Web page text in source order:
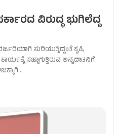
ವಿರುದ್ಧ ಭುಗಿಲೆದ್ದ
ಸುರಿಯುತ್ತಿದ್ದಂತೆ ಕೃಷಿ
ಸಜ್ಜಾಗುತ್ತಿರುವ ಅನ್ನದಾತನಿಗೆ